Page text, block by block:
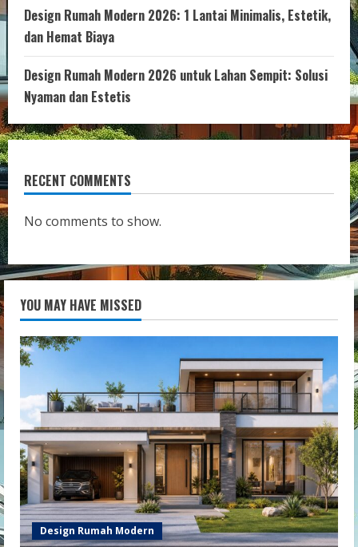
Design Rumah Modern 2026: 1 Lantai Minimalis, Estetik,
dan Hemat Biaya
Design Rumah Modern 2026 untuk Lahan Sempit: Solusi
Nyaman dan Estetis
RECENT COMMENTS
No comments to show.
YOU MAY HAVE MISSED
Design Rumah Modern